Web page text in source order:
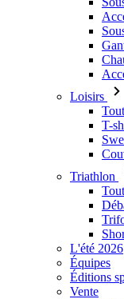
Loisirs
T-
Triathlon
L'été 2026
Équipes
Éditions
Vente